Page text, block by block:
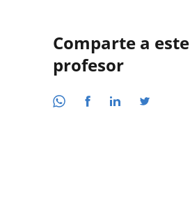
Comparte a este
profesor